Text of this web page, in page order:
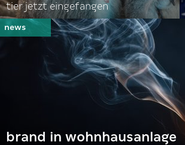
tier jetzt eingefangen
brand in wohnhausanlage